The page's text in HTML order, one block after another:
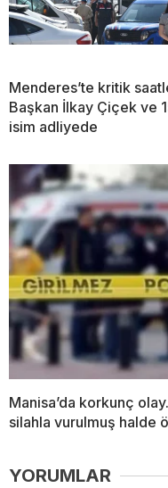
Menderes’te kritik
Başkan İlkay Çiçek ve
isim adliyede
Manisa’da korkunç
silahla vurulmuş halde
YORUMLAR